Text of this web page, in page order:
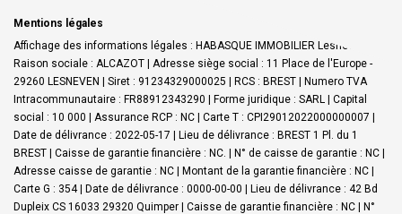
Mentions légales
Affichage des informations légales : HABASQUE IMMOBILIER Lesneven |
Raison sociale : ALCAZOT | Adresse siège social : 11 Place de l'Europe -
29260 LESNEVEN | Siret : 91234329000025 | RCS : BREST | Numero TVA
Intracommunautaire : FR88912343290 | Forme juridique : SARL | Capital
social : 10 000 | Assurance RCP : NC | Carte T : CPI29012022000000007 |
Date de délivrance : 2022-05-17 | Lieu de délivrance : BREST 1 Pl. du 1
BREST | Caisse de garantie financière : NC. | N° de caisse de garantie : NC |
Adresse caisse de garantie : NC | Montant de la garantie financière : NC |
Carte G : 354 | Date de délivrance : 0000-00-00 | Lieu de délivrance : 42 Bd
Dupleix CS 16033 29320 Quimper | Caisse de garantie financière : NC | N°